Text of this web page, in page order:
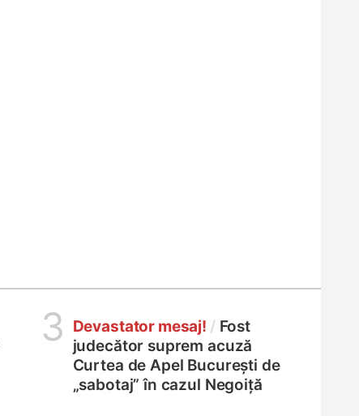
3 Devastator mesaj! / Fost
judecător suprem acuză
Curtea de Apel București de
„sabotaj” în cazul Negoiță